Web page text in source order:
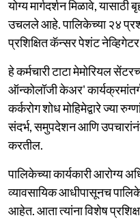
योग्य मार्गदर्शन मिळावे,
उचलले आहे. पालिकेच्या २४
प्रशिक्षित कॅन्सर पेशंट
हे कर्मचारी टाटा मेमोरियल
ऑन्कोलॉजी केअर'
कर्करोग शोध मोहिमेद्वारे ज्या
संदर्भ, समुपदेशन आणि
करतील.
पालिकेच्या कार्यकारी आरोग्य
व्यावसायिक आधीपासूनच
आहेत. आता त्यांना विशेष